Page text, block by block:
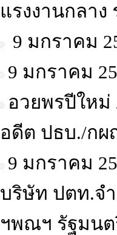
แรงงานกลาง
9 มกราคม
9 มกราคม
อวยพรปีใหม่
อดีต ปธบ./ก
9 มกราคม
บริษัท ปตท.จ
ฯพณฯ รัฐมนต